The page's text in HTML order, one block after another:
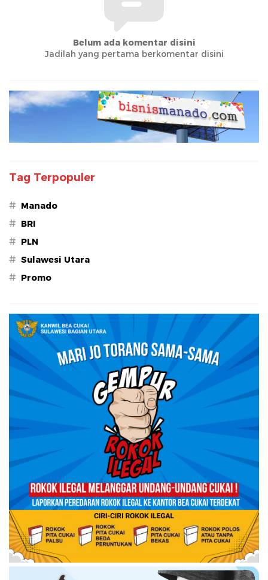
Belum ada komentar disini
Jadilah yang pertama berkomentar disini
Tag Terpopuler
# Manado
# BRI
# PLN
# Sulawesi Utara
# Promo